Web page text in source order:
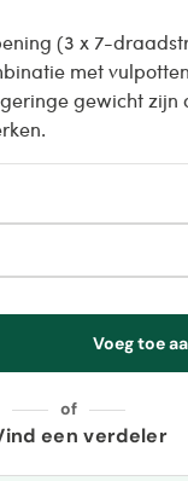
(3 x 7-
met
gewicht
Voeg
of
een verdeler